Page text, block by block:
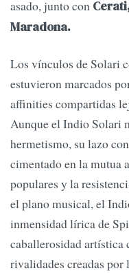
asado, junto con
Maradona.
Los vínculos de Solari
estuvieron marcados
affinities compartidas
Aunque el Indio Solari
hermetismo, su lazo
cimentado en la mutua
populares y la
el plano musical, el
inmensidad lírica de
caballerosidad artística
rivalidades creadas por